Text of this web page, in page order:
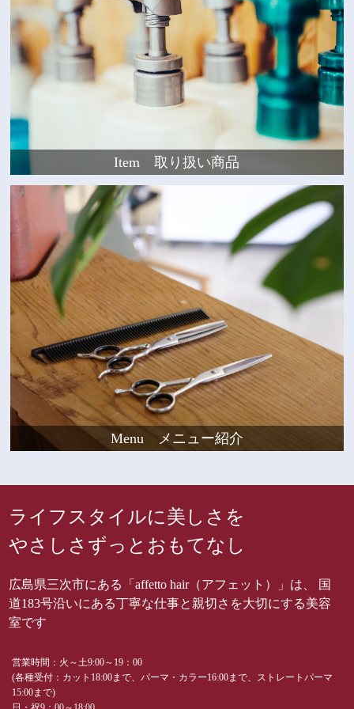
Item 取り扱い商品
Menu メニュー紹介
ライフスタイルに美しさを
やさしさずっとおもてなし
広島県三次市にある「affetto hair（アフェット）」は、 国
道183号沿いにある丁寧な仕事と親切さを大切にする美容
室です
営業時間：火～土9:00～19：00
(各種受付：カット18:00まで、パーマ・カラー16:00まで、ストレートパーマ
15:00まで)